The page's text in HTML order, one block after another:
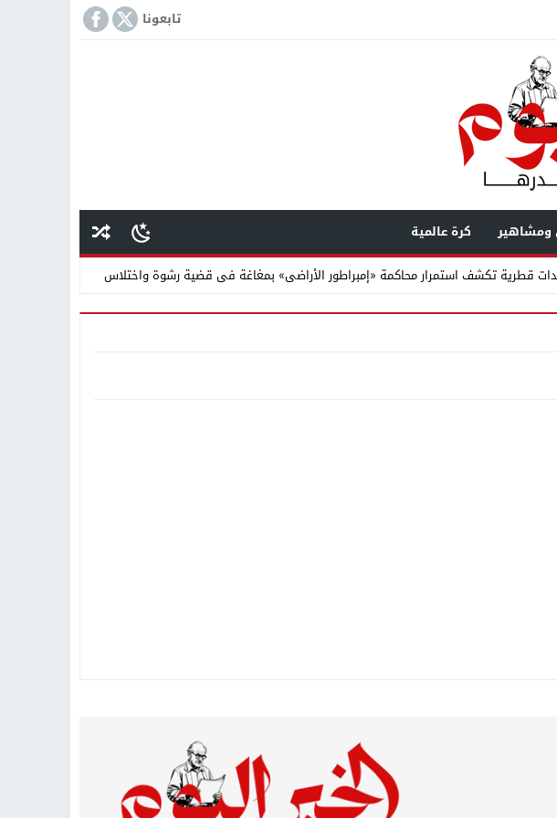
تابعونا
ومشاهير
كرة عالمية
قطرية تكشف استمرار محاكمة «إمبراطور الأراضى» بمغاغة فى قضية رشوة واختلاس
نصف مليون بمساعدة شخصيات دينية سودانية
مجدى يعقوب عليه بالاجتهاد
واقتصاد الانتباه إرادتنا؟